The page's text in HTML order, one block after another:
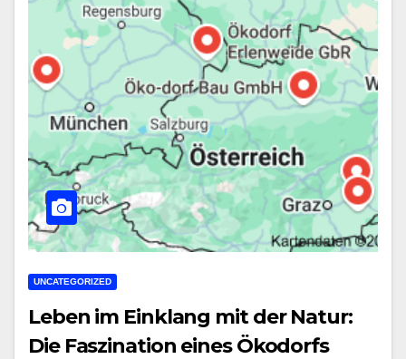
UNCATEGORIZED
Leben im Einklang mit der Natur:
Die Faszination eines Ökodorfs